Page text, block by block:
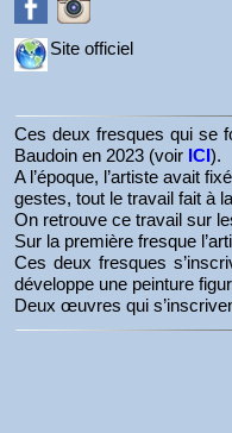
Site officiel
Ces deux fresques qui se
Baudoin en 2023 (voir ICI).
A l’époque, l’artiste avait
gestes, tout le travail fait à
On retrouve ce travail sur
Sur la première fresque
Ces deux fresques
développe une peinture
Deux œuvres qui